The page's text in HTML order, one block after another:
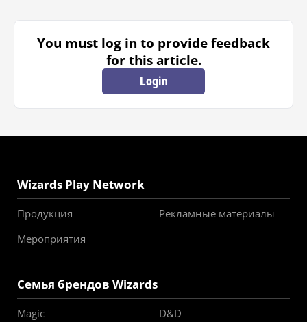
You must log in to provide feedback
for this article.
Login
Wizards Play Network
Продукция
Рекламные материалы
Мероприятия
Семья брендов Wizards
Magic
D&D